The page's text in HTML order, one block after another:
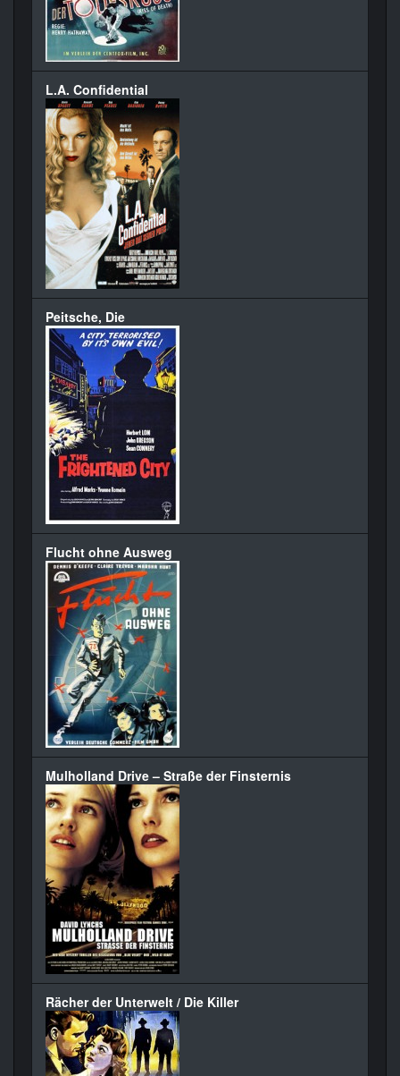
L.A. Confidential
Peitsche, Die
Flucht ohne Ausweg
Mulholland Drive – Straße der Finsternis
Rächer der Unterwelt / Die Killer